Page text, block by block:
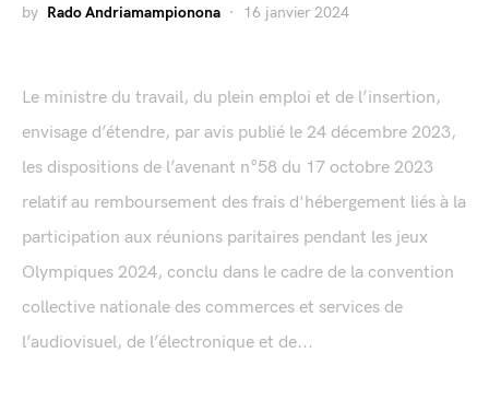
by Rado Andriamampionona 16 janvier 2024
Le ministre du travail, du plein emploi et de l’insertion,
envisage d’étendre, par avis publié le 24 décembre 2023,
les dispositions de l’avenant n°58 du 17 octobre 2023
relatif au remboursement des frais d'hébergement liés à la
participation aux réunions paritaires pendant les jeux
Olympiques 2024, conclu dans le cadre de la convention
collective nationale des commerces et services de
l’audiovisuel, de l’électronique et de...